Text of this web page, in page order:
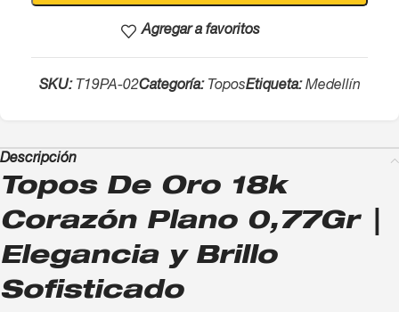
Agregar a favoritos
SKU: T19PA-02Categoría: ToposEtiqueta: Medellín
Descripción
Topos De Oro 18k
Corazón Plano 0,77Gr |
Elegancia y Brillo
Sofisticado